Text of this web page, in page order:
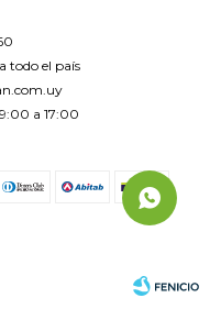
todo el país
a 17:00